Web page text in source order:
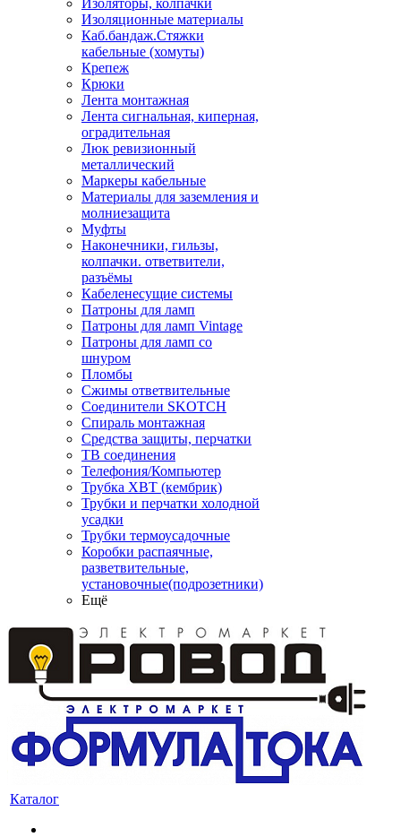
Изоляторы, колпачки
Изоляционные материалы
Каб.бандаж.Стяжки
кабельные (хомуты)
Крепеж
Крюки
Лента монтажная
Лента сигнальная, киперная,
оградительная
Люк ревизионный
металлический
Маркеры кабельные
Материалы для заземления и
молниезащита
Муфты
Наконечники, гильзы,
колпачки. ответвители,
разъёмы
Кабеленесущие системы
Патроны для ламп
Патроны для ламп Vintage
Патроны для ламп со
шнуром
Пломбы
Сжимы ответвительные
Соединители SKOTCH
Спираль монтажная
Средства защиты, перчатки
ТВ соединения
Телефония/Компьютер
Трубка ХВТ (кембрик)
Трубки и перчатки холодной
усадки
Трубки термоусадочные
Коробки распаячные,
разветвительные,
установочные(подрозетники)
Ещё
Каталог